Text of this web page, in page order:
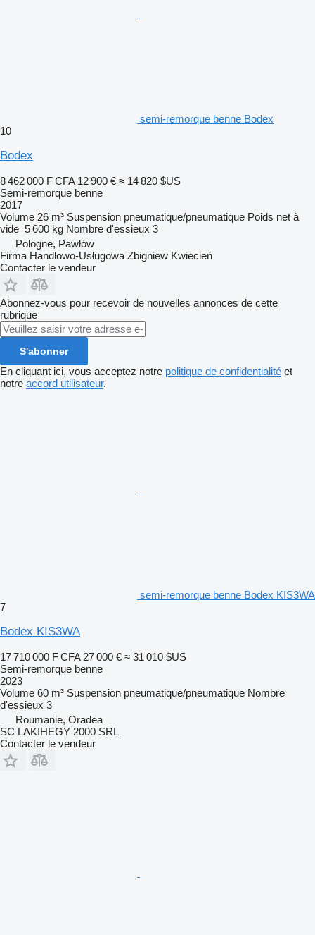
semi-remorque benne Bodex
10
Bodex
8 462 000 F CFA 12 900 € ≈ 14 820 $US
Semi-remorque benne
2017
Volume 26 m³ Suspension pneumatique/pneumatique Poids net à
vide 5 600 kg Nombre d'essieux 3
Pologne, Pawłów
Firma Handlowo-Usługowa Zbigniew Kwiecień
Contacter le vendeur
Abonnez-vous pour recevoir de nouvelles annonces de cette
rubrique
S'abonner
En cliquant ici, vous acceptez notre politique de confidentialité et
notre accord utilisateur.
semi-remorque benne Bodex KIS3WA
7
Bodex KIS3WA
17 710 000 F CFA 27 000 € ≈ 31 010 $US
Semi-remorque benne
2023
Volume 60 m³ Suspension pneumatique/pneumatique Nombre
d'essieux 3
Roumanie, Oradea
SC LAKIHEGY 2000 SRL
Contacter le vendeur